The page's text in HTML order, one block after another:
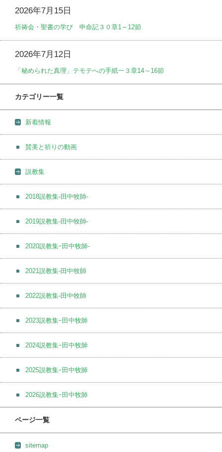
2026年7月15日
祈祷会・聖書の学び 申命記３０章1～12節
2026年7月12日
「秘められた真理」テモテへの手紙一３章14～16節
カテゴリー一覧
新着情報
賛美と祈りの動画
説教集
2018説教集-田中牧師-
2019説教集-田中牧師-
2020説教集ｰ田中牧師-
2021説教集-田中牧師
2022説教集-田中牧師
2023説教集ｰ田中牧師
2024説教集ｰ田中牧師
2025説教集ｰ田中牧師
2026説教集ｰ田中牧師
ページ一覧
sitemap